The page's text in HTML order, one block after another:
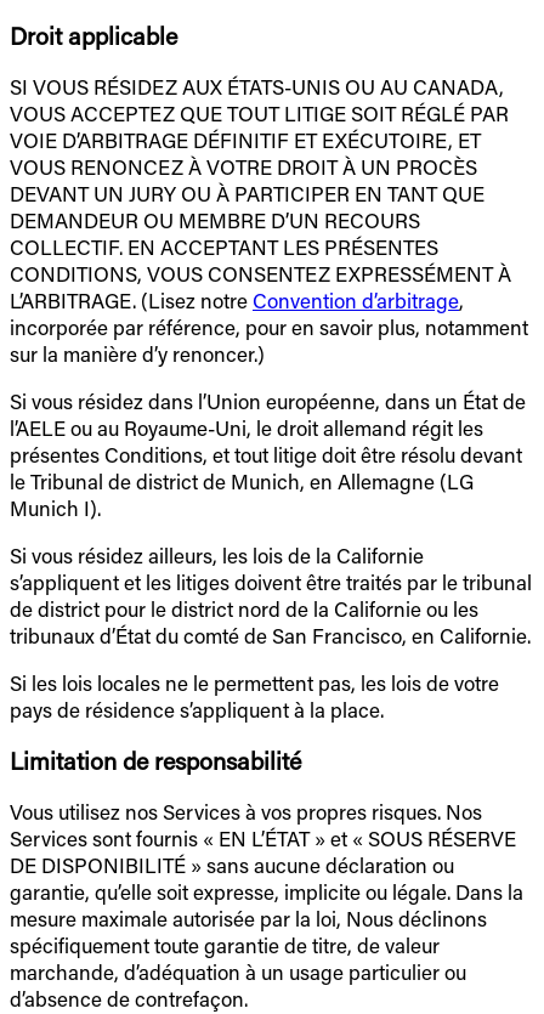
Droit applicable
SI VOUS RÉSIDEZ AUX ÉTATS-UNIS OU AU CANADA,
VOUS ACCEPTEZ QUE TOUT LITIGE SOIT RÉGLÉ PAR
VOIE D’ARBITRAGE DÉFINITIF ET EXÉCUTOIRE, ET
VOUS RENONCEZ À VOTRE DROIT À UN PROCÈS
DEVANT UN JURY OU À PARTICIPER EN TANT QUE
DEMANDEUR OU MEMBRE D’UN RECOURS
COLLECTIF. EN ACCEPTANT LES PRÉSENTES
CONDITIONS, VOUS CONSENTEZ EXPRESSÉMENT À
L’ARBITRAGE. (Lisez notre Convention d’arbitrage,
incorporée par référence, pour en savoir plus, notamment
sur la manière d’y renoncer.)
Si vous résidez dans l’Union européenne, dans un État de
l’AELE ou au Royaume-Uni, le droit allemand régit les
présentes Conditions, et tout litige doit être résolu devant
le Tribunal de district de Munich, en Allemagne (LG
Munich I).
Si vous résidez ailleurs, les lois de la Californie
s’appliquent et les litiges doivent être traités par le tribunal
de district pour le district nord de la Californie ou les
tribunaux d’État du comté de San Francisco, en Californie.
Si les lois locales ne le permettent pas, les lois de votre
pays de résidence s’appliquent à la place.
Limitation de responsabilité
Vous utilisez nos Services à vos propres risques. Nos
Services sont fournis « EN L’ÉTAT » et « SOUS RÉSERVE
DE DISPONIBILITÉ » sans aucune déclaration ou
garantie, qu’elle soit expresse, implicite ou légale. Dans la
mesure maximale autorisée par la loi, Nous déclinons
spécifiquement toute garantie de titre, de valeur
marchande, d’adéquation à un usage particulier ou
d’absence de contrefaçon.